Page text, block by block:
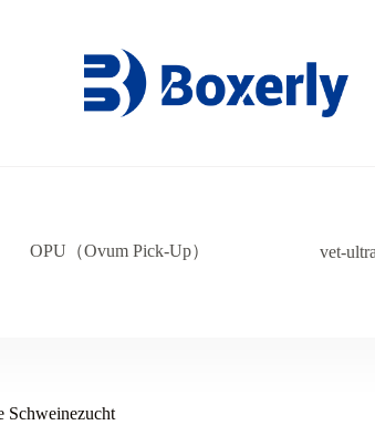
OPU（Ovum Pick-Up） vet-
Schweinezucht